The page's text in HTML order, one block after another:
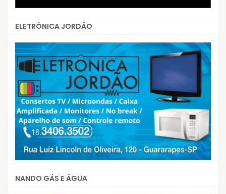
ELETRÔNICA JORDÃO
NANDO GÁS E ÁGUA